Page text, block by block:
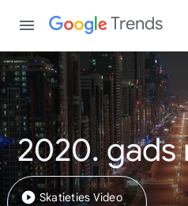
Trends
2020. gads
Skatieties Video